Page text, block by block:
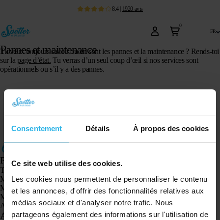
Consentement Détails À propos des cookies
Ce site web utilise des cookies.
Les cookies nous permettent de personnaliser le contenu
et les annonces, d'offrir des fonctionnalités relatives aux
médias sociaux et d'analyser notre trafic. Nous
partageons également des informations sur l'utilisation de
8.4| 1920 avis
0
fr
Pannes et maintenance
Tu veux toujours savoir où en sont les pannes et la maintenance ? Rends-toi
sur la page d’état. Tu verras d’un seul coup d’œil si nos services sont
opérationnels ou s’il y a des pannes.
Produits
Traceur GPS Spotter X10
Montre GPS Spotter Senior
Montre GPS Spotter Explorer
Montre GPS Spotter pour enfants
Animal Spotter
Applications